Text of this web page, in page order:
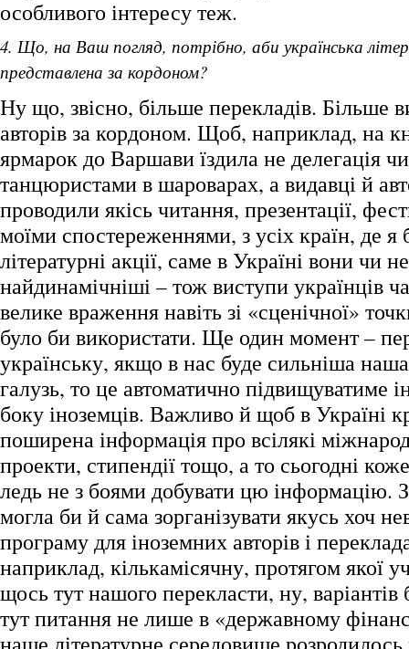
особливого інтересу теж.
4. Що, на Ваш погляд, потрібно, аби українська
представлена за кордоном?
Ну що, звісно, більше перекладів. Більше
авторів за кордоном. Щоб, наприклад, на
ярмарок до Варшави їздила не делегація
танцюристами в шароварах, а видавці й
проводили якісь читання, презентації,
моїми спостереженнями, з усіх країн, де я
літературні акції, саме в Україні вони чи
найдинамічніші – тож виступи українців
велике враження навіть зі «сценічної»
було би використати. Ще один момент –
українську, якщо в нас буде сильніша
галузь, то це автоматично підвищуватиме
боку іноземців. Важливо й щоб в Україні
поширена інформація про всілякі
проекти, стипендії тощо, а то сьогодні
ледь не з боями добувати цю інформацію.
могла би й сама зорганізувати якусь хоч
програму для іноземних авторів і
наприклад, кількамісячну, протягом якої
щось тут нашого перекласти, ну, варіантів
тут питання не лише в «державному